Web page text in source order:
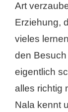
Art
Erziehung,
vieles
den
eigentlich
alles richtig
Nala kennt